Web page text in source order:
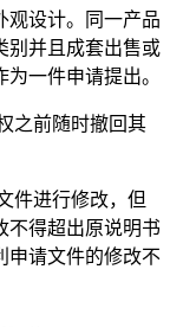
观设计。同一产品
别并且成套出售或
一件申请提出。
之前随时撤回其
件进行修改，但
不得超出原说明书
申请文件的修改不